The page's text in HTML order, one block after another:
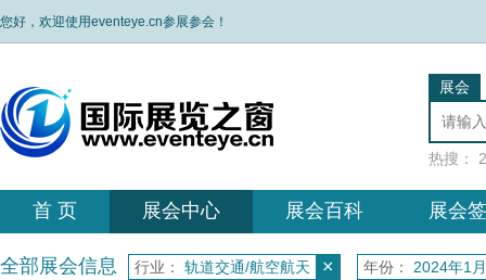
您好，欢迎使用eventeye.cn参展参会！
展会
热搜：
首 页 展会中心 展会百科 展会
全部展会信息 行业： 轨道交通/航空航天 × 年份： 2024年1月